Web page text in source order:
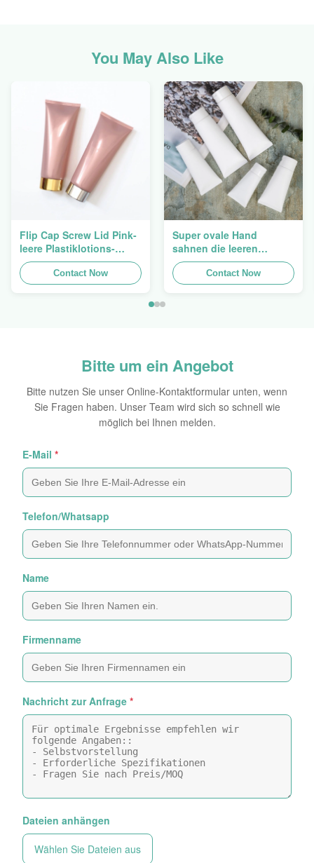
You May Also Like
Flip Cap Screw Lid Pink-
leere Plastiklotions-
Pressungs-Rohre 200g
Contact Now
Super ovale Hand
sahnen die leeren
kosmetischen Rohre, die
5ml zu 150ml verpacken
Contact Now
Bitte um ein Angebot
Bitte nutzen Sie unser Online-Kontaktformular unten, wenn
Sie Fragen haben. Unser Team wird sich so schnell wie
möglich bei Ihnen melden.
E-Mail *
Telefon/Whatsapp
Name
Firmenname
Nachricht zur Anfrage *
Dateien anhängen
Wählen Sie Dateien aus